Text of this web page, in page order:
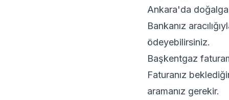
Ankara'da
Bankanız
ödeyebilirsiniz.
Başkentgaz
Faturanız
aramanız gerekir.